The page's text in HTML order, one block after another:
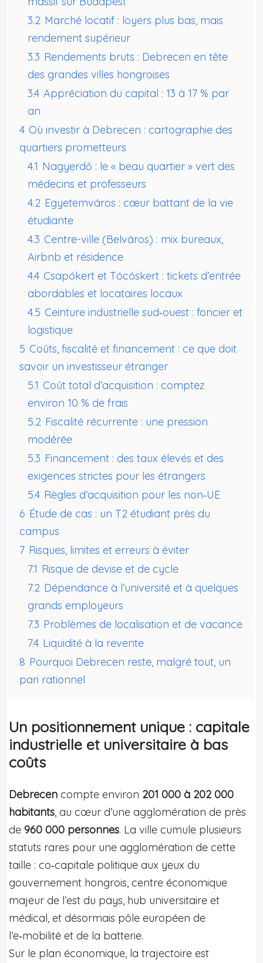
3.2 Marché locatif : loyers plus bas, mais
rendement supérieur
3.3 Rendements bruts : Debrecen en tête
des grandes villes hongroises
3.4 Appréciation du capital : 13 à 17 % par
an
4 Où investir à Debrecen : cartographie des
quartiers prometteurs
4.1 Nagyerdő : le « beau quartier » vert des
médecins et professeurs
4.2 Egyetemváros : cœur battant de la vie
étudiante
4.3 Centre-ville (Belváros) : mix bureaux,
Airbnb et résidence
4.4 Csapókert et Tócóskert : tickets d’entrée
abordables et locataires locaux
4.5 Ceinture industrielle sud‑ouest : foncier et
logistique
5 Coûts, fiscalité et financement : ce que doit
savoir un investisseur étranger
5.1 Coût total d’acquisition : comptez
environ 10 % de frais
5.2 Fiscalité récurrente : une pression
modérée
5.3 Financement : des taux élevés et des
exigences strictes pour les étrangers
5.4 Règles d’acquisition pour les non‑UE
6 Étude de cas : un T2 étudiant près du
campus
7 Risques, limites et erreurs à éviter
7.1 Risque de devise et de cycle
7.2 Dépendance à l’université et à quelques
grands employeurs
7.3 Problèmes de localisation et de vacance
7.4 Liquidité à la revente
8 Pourquoi Debrecen reste, malgré tout, un
pari rationnel
Un positionnement unique : capitale
industrielle et universitaire à bas
coûts
Debrecen compte environ 201 000 à 202 000
habitants, au cœur d’une agglomération de près
de 960 000 personnes. La ville cumule plusieurs
statuts rares pour une agglomération de cette
taille : co‑capitale politique aux yeux du
gouvernement hongrois, centre économique
majeur de l’est du pays, hub universitaire et
médical, et désormais pôle européen de
l’e‑mobilité et de la batterie.
Sur le plan économique, la trajectoire est